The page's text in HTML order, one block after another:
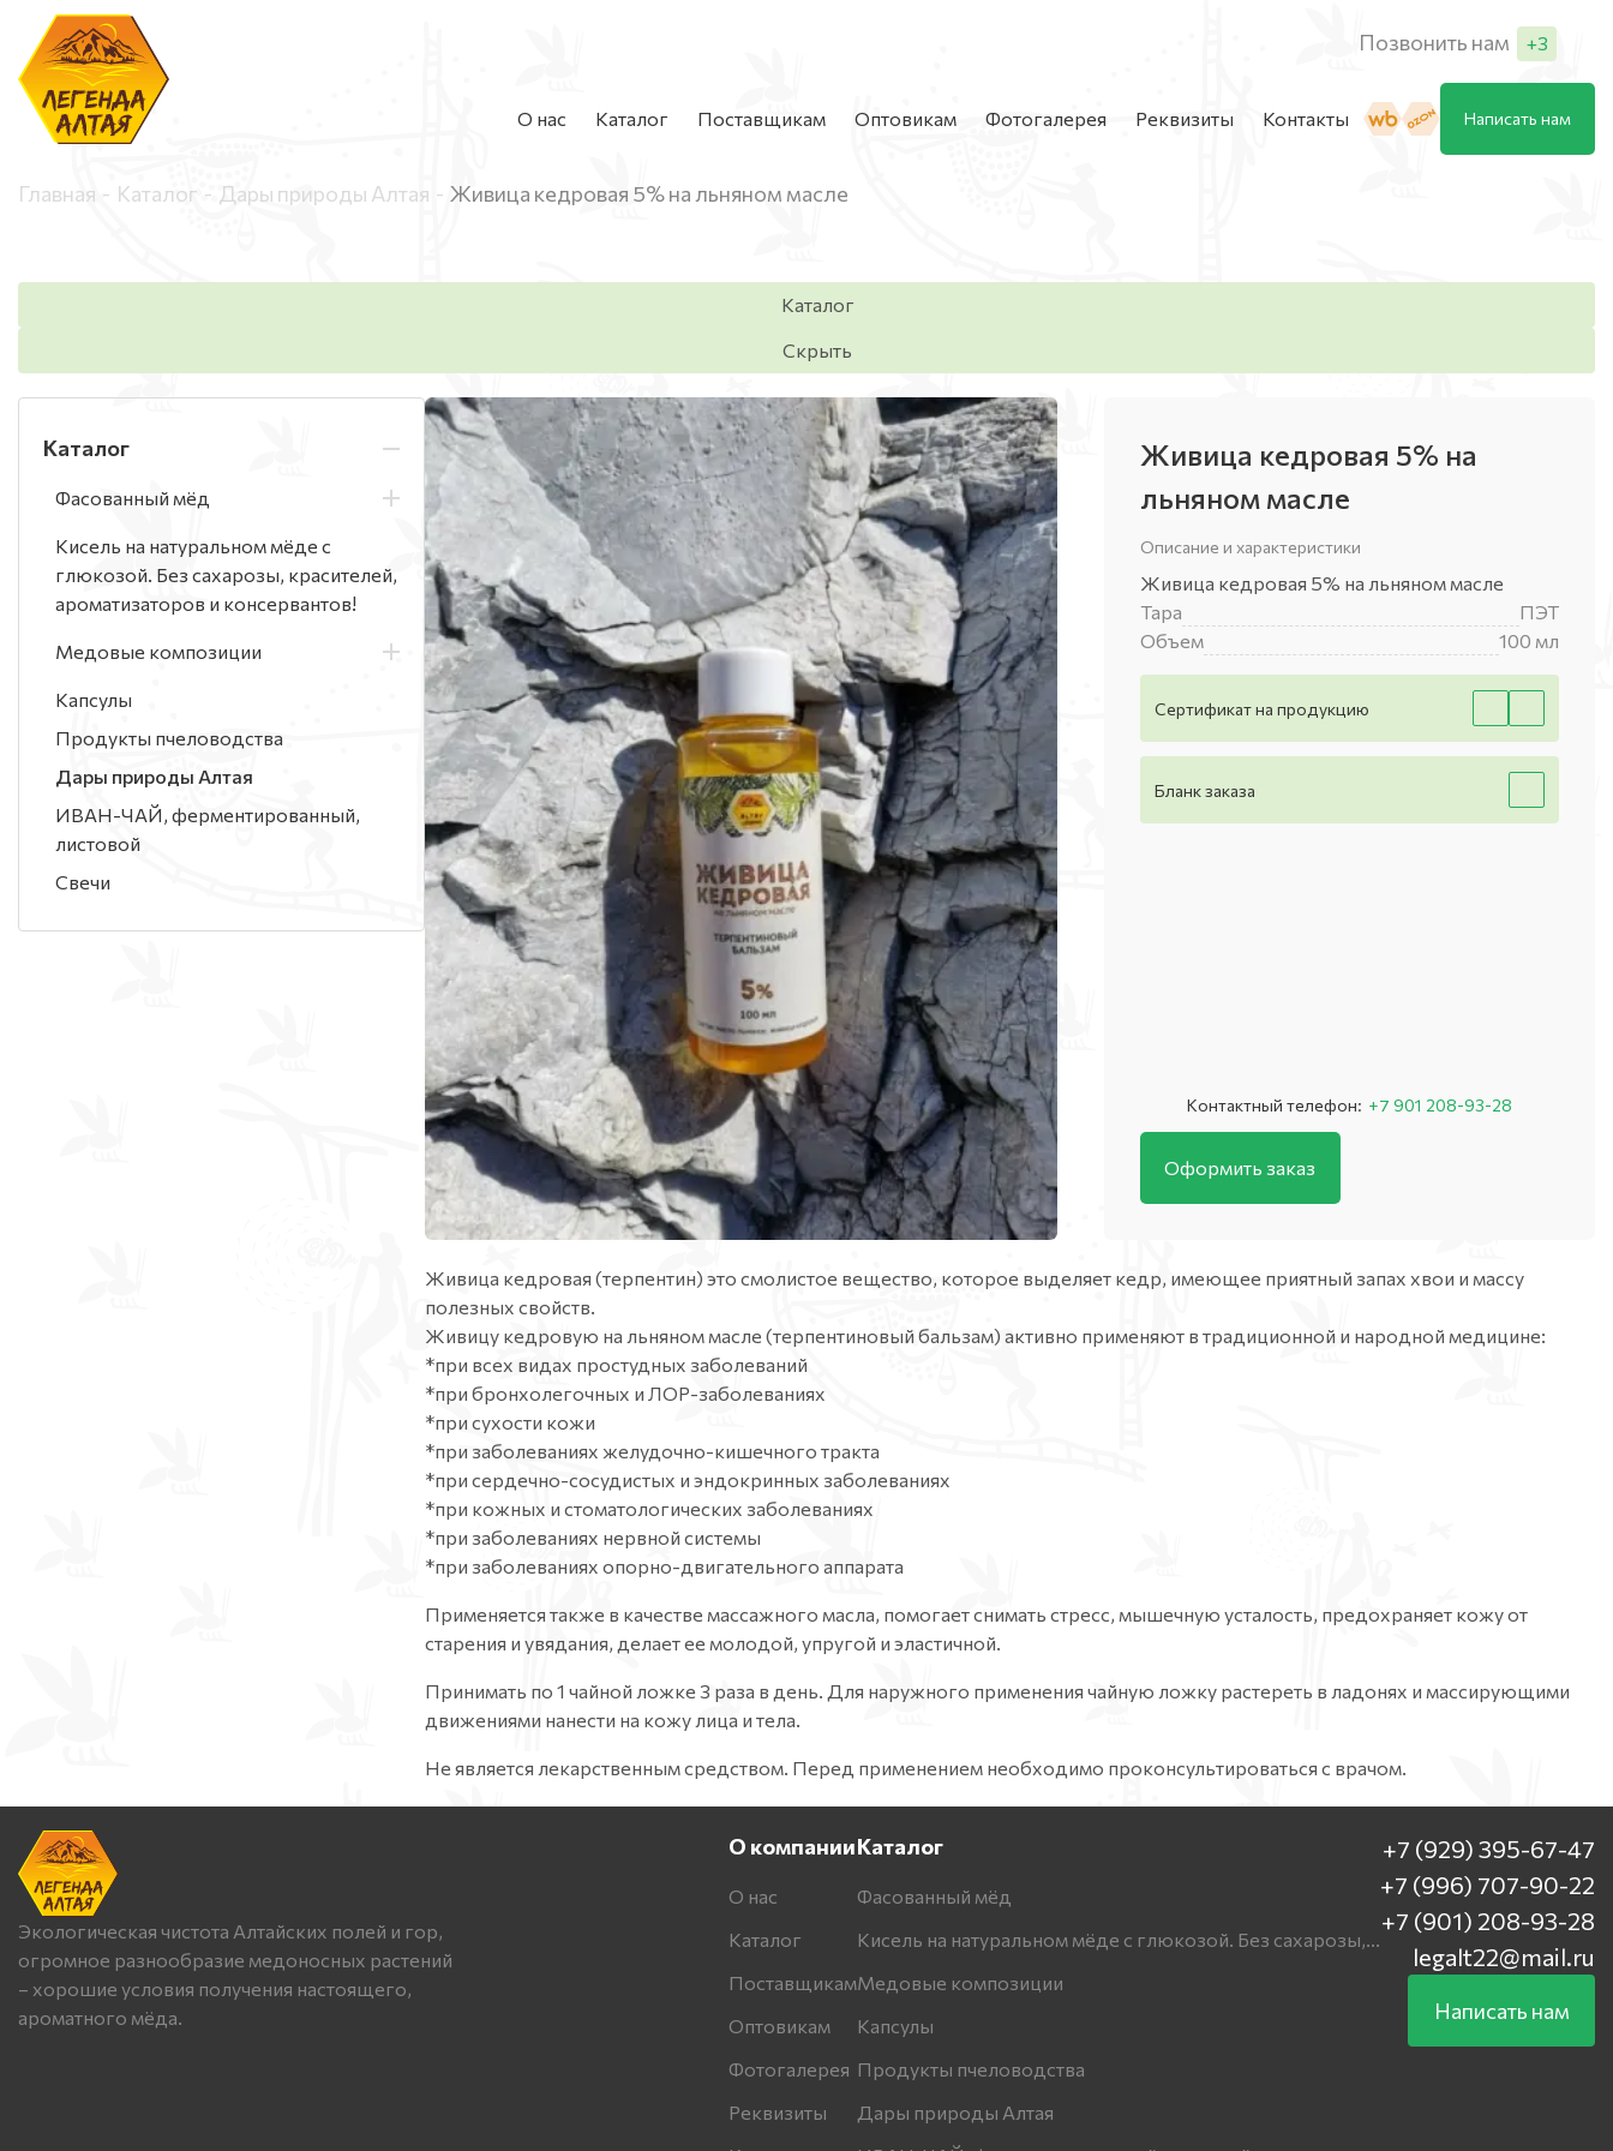
Позвонить нам +3
Менеджер продаж
О нас Каталог Поставщикам Оптовикам Фотогалерея Реквизиты Контакты Написать нам
Главная Каталог Дары природы Алтая Живица кедровая 5% на льняном масле
Каталог
Скрыть
Каталог
Фасованный мёд
Кисель на натуральном мёде с
глюкозой. Без сахарозы, красителей,
ароматизаторов и консервантов!
Медовые композиции
Капсулы
Продукты пчеловодства
Дары природы Алтая
ИВАН-ЧАЙ, ферментированный,
листовой
Свечи
Живица кедровая 5% на
льняном масле
Описание и характеристики
Живица кедровая 5% на льняном масле
Тара
ПЭТ
Объем
100 мл
Сертификат на продукцию
Бланк заказа
Контактный телефон: +7 901 208-93-28
Оформить заказ
Живица кедровая (терпентин) это смолистое вещество, которое выделяет кедр, имеющее приятный запах хвои и массу
полезных свойств.
Живицу кедровую на льняном масле (терпентиновый бальзам) активно применяют в традиционной и народной медицине:
*при всех видах простудных заболеваний
*при бронхолегочных и ЛОР-заболеваниях
*при сухости кожи
*при заболеваниях желудочно-кишечного тракта
*при сердечно-сосудистых и эндокринных заболеваниях
*при кожных и стоматологических заболеваниях
*при заболеваниях нервной системы
*при заболеваниях опорно-двигательного аппарата
Применяется также в качестве массажного масла, помогает снимать стресс, мышечную усталость, предохраняет кожу от
старения и увядания, делает ее молодой, упругой и эластичной.
Принимать по 1 чайной ложке 3 раза в день. Для наружного применения чайную ложку растереть в ладонях и массирующими
движениями нанести на кожу лица и тела.
Не является лекарственным средством. Перед применением необходимо проконсультироваться с врачом.
Экологическая чистота Алтайских полей и гор,
огромное разнообразие медоносных растений
– хорошие условия получения настоящего,
ароматного мёда.
О компании
О нас
Каталог
Поставщикам
Оптовикам
Фотогалерея
Реквизиты
Каталог
Фасованный мёд
Кисель на натуральном мёде с глюкозой. Без сахарозы,...
Медовые композиции
Капсулы
Продукты пчеловодства
Дары природы Алтая
+7 (929) 395-67-47
+7 (996) 707-90-22
+7 (901) 208-93-28
legalt22@mail.ru
Написать нам